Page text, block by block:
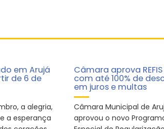
em Arujá
de 6 de
a alegria,
a esperança
Câmara aprova
com até 100% de
em juros e multas
Câmara Municipal de
aprovou o novo